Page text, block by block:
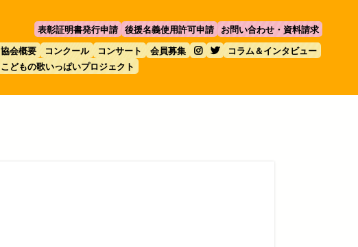
お問い合わせ・資料請求
後援名義使用許可申請
表彰証明書発行申請
協会概要 コンクール コンサート 会員募集
コラム＆インタビュー
こどもの歌いっぱいプロジェクト